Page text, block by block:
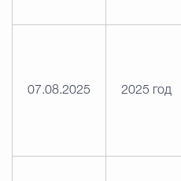
07.08.2025 2025 год